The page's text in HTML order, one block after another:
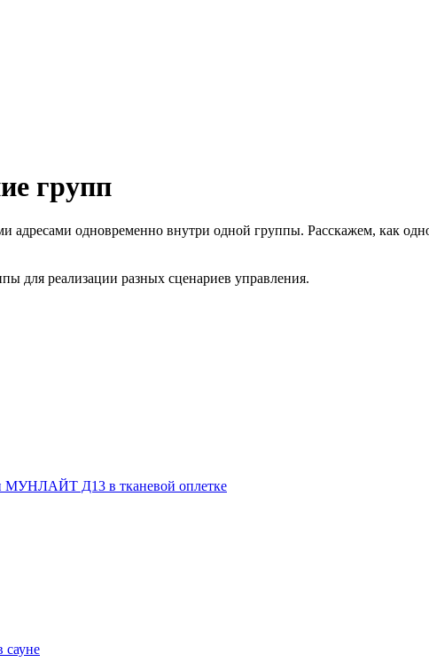
групп
адресами одновременно внутри одной группы. Расскажем, как
для реализации разных сценариев управления.
МУНЛАЙТ Д13 в тканевой оплетке
сауне